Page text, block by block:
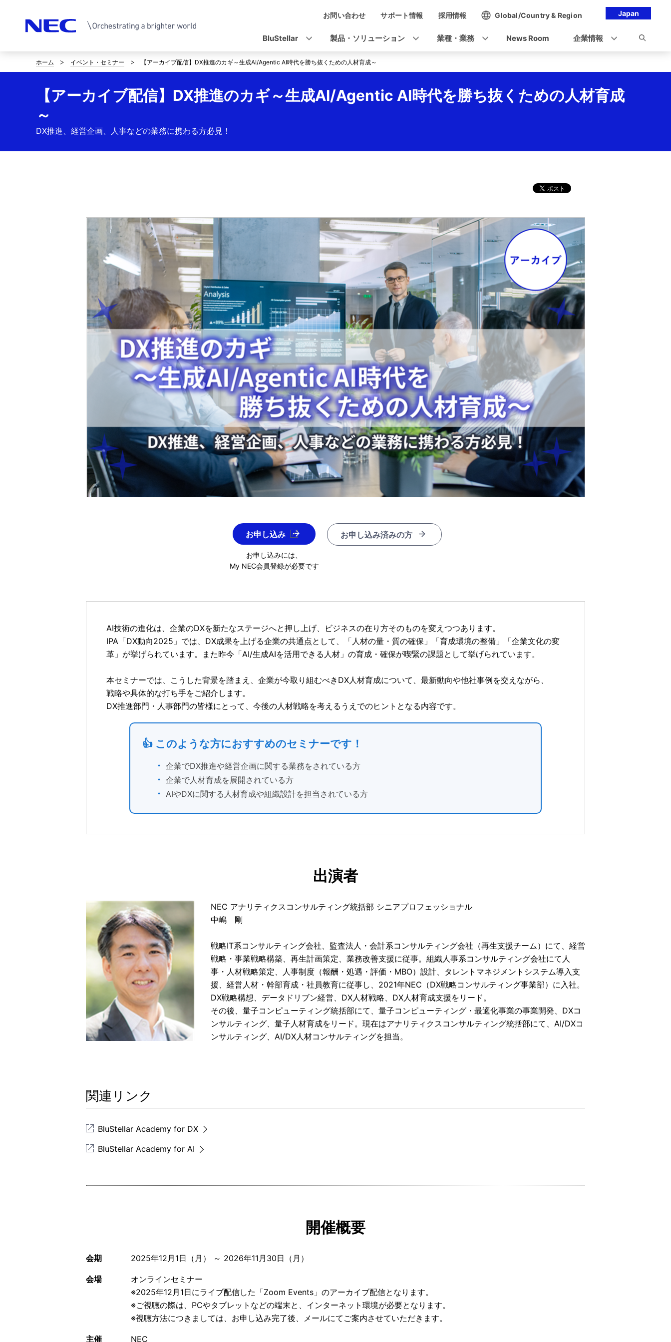
Japan
ゲ
ー
シ
お問い合わせ サポート情報 採用情報 Global/Country & Region
BluStellar 製品・ソリューション 業種・業務 News Room 企業情報
サ
イ
ト
内
ホーム イベント・セミナー 【アーカイブ配信】DX推進のカギ～生成AI/Agentic AI時代を勝ち抜くための人材育成～
【アーカイブ配信】DX推進のカギ～生成AI/Agentic AI時代を勝ち抜くための人材育成
～
DX推進、経営企画、人事などの業務に携わる方必見！
お申し込み
お申し込みには、
My NEC会員登録が必要です
お申し込み済みの方
AI技術の進化は、企業のDXを新たなステージへと押し上げ、ビジネスの在り方そのものを変えつつあります。
IPA「DX動向2025」では、DX成果を上げる企業の共通点として、「人材の量・質の確保」「育成環境の整備」「企業文化の変
革」が挙げられています。また昨今「AI/生成AIを活用できる人材」の育成・確保が喫緊の課題として挙げられています。
本セミナーでは、こうした背景を踏まえ、企業が今取り組むべきDX人材育成について、最新動向や他社事例を交えながら、
戦略や具体的な打ち手をご紹介します。
DX推進部門・人事部門の皆様にとって、今後の人材戦略を考えるうえでのヒントとなる内容です。
👍 このような方におすすめのセミナーです！
・ 企業でDX推進や経営企画に関する業務をされている方
・ 企業で人材育成を展開されている方
・ AIやDXに関する人材育成や組織設計を担当されている方
出演者
NEC アナリティクスコンサルティング統括部 シニアプロフェッショナル
中嶋 剛
戦略IT系コンサルティング会社、監査法人・会計系コンサルティング会社（再生支援チーム）にて、経営
戦略・事業戦略構築、再生計画策定、業務改善支援に従事。組織人事系コンサルティング会社にて人
事・人材戦略策定、人事制度（報酬・処遇・評価・MBO）設計、タレントマネジメントシステム導入支
援、経営人材・幹部育成・社員教育に従事し、2021年NEC（DX戦略コンサルティング事業部）に入社。
DX戦略構想、データドリブン経営、DX人材戦略、DX人材育成支援をリード​。
その後、量子コンピューティング統括部にて、量子コンピューティング・最適化事業の事業開発、DXコ
ンサルティング、量子人材育成をリード​。現在はアナリティクスコンサルティング統括部にて、AI/DXコ
ンサルティング、AI/DX人材コンサルティングを担当。
関連リンク
BluStellar Academy for DX
BluStellar Academy for AI
開催概要
会期 2025年12月1日（月） ～ 2026年11月30日（月）
会場
オンラインセミナー
※2025年12月1日にライブ配信した「Zoom Events」のアーカイブ配信となります。
※ご視聴の際は、PCやタブレットなどの端末と、インターネット環境が必要となります。
※視聴方法につきましては、お申し込み完了後、メールにてご案内させていただきます。
主催 NEC